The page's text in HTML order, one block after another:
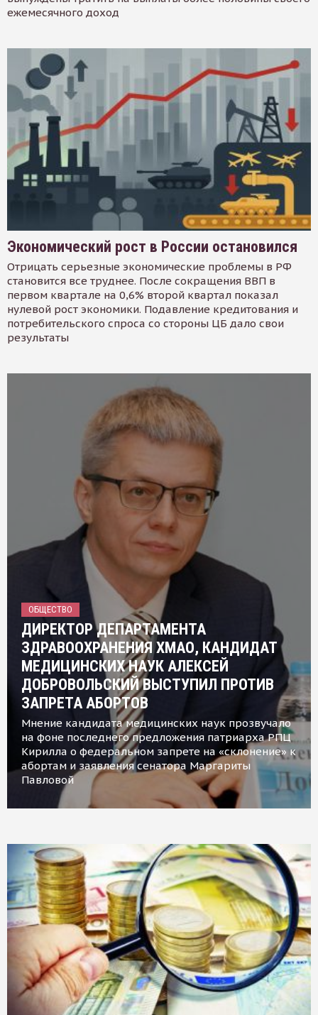
ежемесячного доход
Экономический рост в России остановился
Отрицать серьезные экономические проблемы в РФ
становится все труднее. После сокращения ВВП в
первом квартале на 0,6% второй квартал показал
нулевой рост экономики. Подавление кредитования и
потребительского спроса со стороны ЦБ дало свои
результаты
ОБЩЕСТВО
ДИРЕКТОР ДЕПАРТАМЕНТА
ЗДРАВООХРАНЕНИЯ ХМАО, КАНДИДАТ
МЕДИЦИНСКИХ НАУК АЛЕКСЕЙ
ДОБРОВОЛЬСКИЙ ВЫСТУПИЛ ПРОТИВ
ЗАПРЕТА АБОРТОВ
Мнение кандидата медицинских наук прозвучало
на фоне последнего предложения патриарха РПЦ
Кирилла о федеральном запрете на «склонение» к
абортам и заявления сенатора Маргариты
Павловой